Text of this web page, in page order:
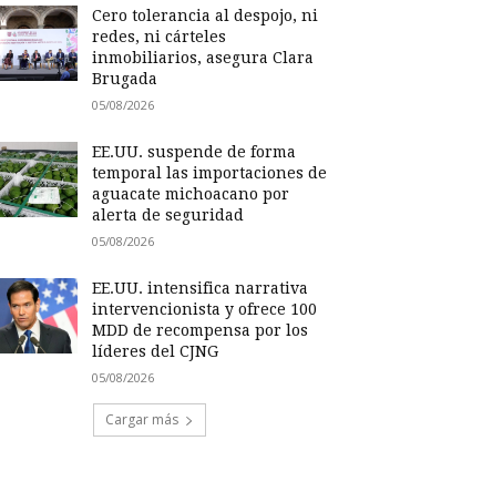
Cero tolerancia al despojo, ni
redes, ni cárteles
inmobiliarios, asegura Clara
Brugada
05/08/2026
EE.UU. suspende de forma
temporal las importaciones de
aguacate michoacano por
alerta de seguridad
05/08/2026
EE.UU. intensifica narrativa
intervencionista y ofrece 100
MDD de recompensa por los
líderes del CJNG
05/08/2026
Cargar más